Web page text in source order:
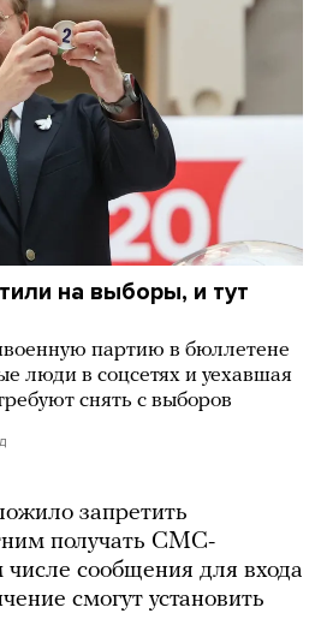
на выборы, и тут
партию в бюллетене
люди в соцсетях и уехавшая
снять с выборов
запретить
получать СМС-
сообщения для входа
смогут установить